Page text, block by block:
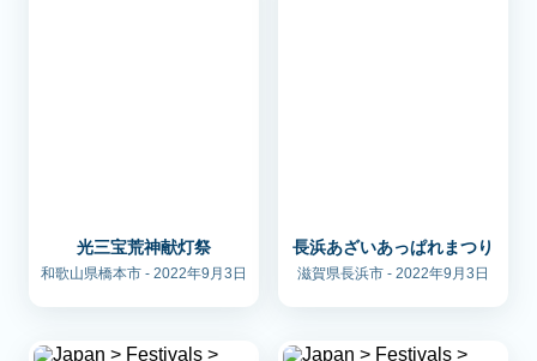
光三宝荒神献灯祭
和歌山県橋本市 - 2022年9月3日
長浜あざいあっぱれまつり
滋賀県長浜市 - 2022年9月3日